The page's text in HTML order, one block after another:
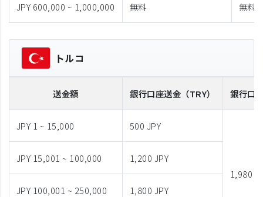
JPY 600,000 ~ 1,000,000 無料 無料
トルコ
送金額 銀行口座送金 （TRY） 銀行口
JPY 1 ~ 15,000 500 JPY
1,980
JPY 15,001 ~ 100,000 1,200 JPY
JPY 100,001 ~ 250,000 1,800 JPY